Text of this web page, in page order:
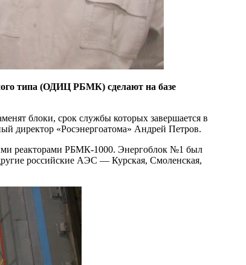
типа (ОДИЦ РБМК) сделают на базе
блоки, срок службы которых завершается в
директор «Росэнергоатома» Андрей Петров.
реакторами РБМК-1000. Энергоблок №1 был
российские АЭС — Курская, Смоленская,